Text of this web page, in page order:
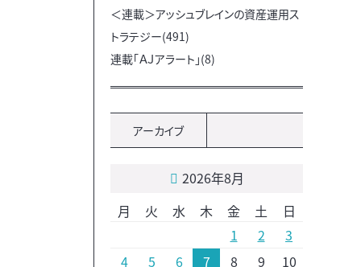
＜連載＞アッシュブレインの資産運用ス
トラテジー(491)
連載「ＡＪアラート」(8)
アーカイブ
2026年8月
月
火 水 木 金 土
日
1
2
3
4
5 6 7 8 9 10